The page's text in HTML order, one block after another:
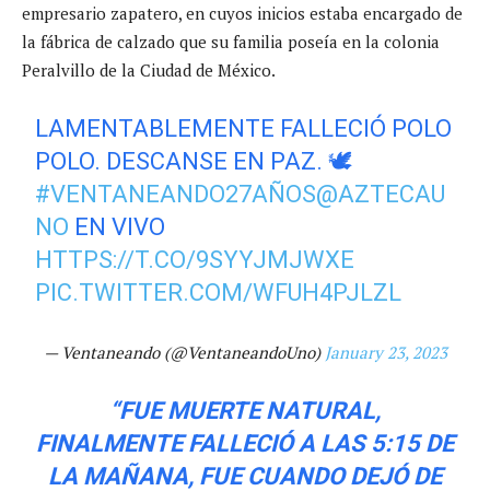
empresario zapatero, en cuyos inicios estaba encargado de
la fábrica de calzado que su familia poseía en la colonia
Peralvillo de la Ciudad de México.
LAMENTABLEMENTE FALLECIÓ POLO
POLO. DESCANSE EN PAZ. 🕊
#VENTANEANDO27AÑOS@AZTECAU
NO EN VIVO
HTTPS://T.CO/9SYYJMJWXE
PIC.TWITTER.COM/WFUH4PJLZL
— Ventaneando (@VentaneandoUno) January 23, 2023
“FUE MUERTE NATURAL,
FINALMENTE FALLECIÓ A LAS 5:15 DE
LA MAÑANA, FUE CUANDO DEJÓ DE